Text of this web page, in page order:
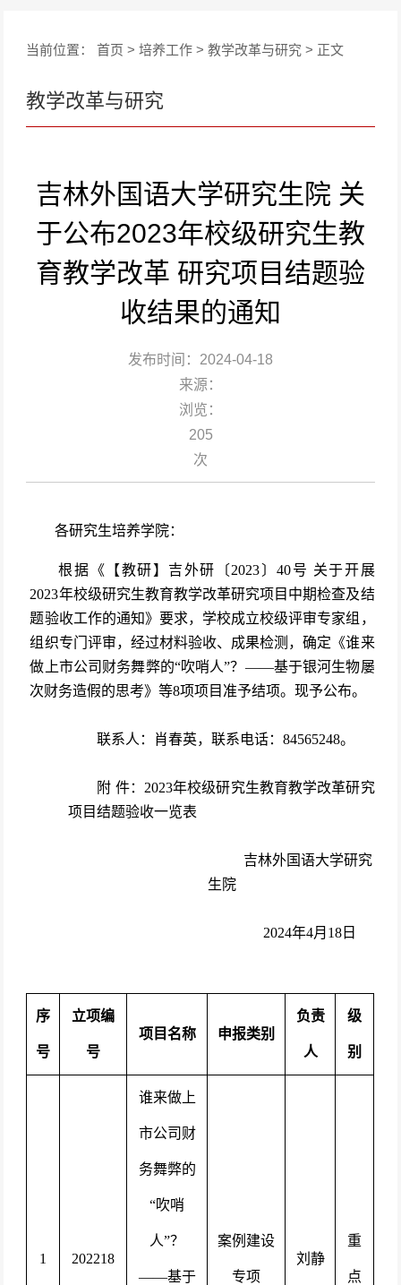
当前位置：首页 >培养工作 >教学改革与研究 > 正文
教学改革与研究
吉林外国语大学研究生院 关
于公布2023年校级研究生教
育教学改革 研究项目结题验
收结果的通知
发布时间：2024-04-18
来源：
浏览：
205
次
各研究生培养学院：
根据《【教研】吉外研〔2023〕40号 关于开展
2023年校级研究生教育教学改革研究项目中期检查及结
题验收工作的通知》要求，学校成立校级评审专家组，
组织专门评审，经过材料验收、成果检测，确定《谁来
做上市公司财务舞弊的“吹哨人”？——基于银河生物屡
次财务造假的思考》等8项项目准予结项。现予公布。
联系人：肖春英，联系电话：84565248。
附 件：2023年校级研究生教育教学改革研究
项目结题验收一览表
吉林外国语大学研究
生院
2024年4月18日
序
号
立项编
号
项目名称 申报类别
负责
人
级
别
1 202218
谁来做上
市公司财
务舞弊的
“吹哨
人”？
——基于
案例建设
专项
刘静
重
点